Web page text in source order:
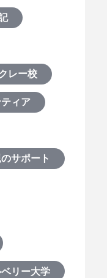
レー校
ィア
サポート
リー大学